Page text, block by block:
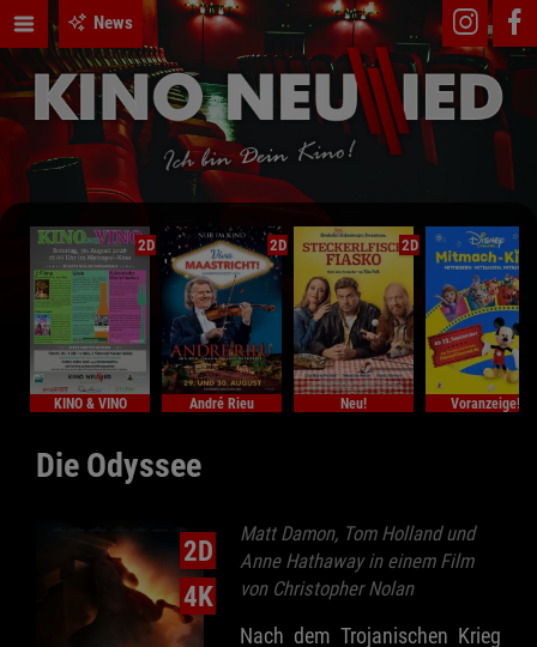
News
2D
KINO & VINO
2D
André Rieu
2D
Neu! Voranzeige!
Die Odyssee
2D
4K
Matt Damon, Tom Holland und
Anne Hathaway in einem Film
von Christopher Nolan
Nach dem Trojanischen Krieg